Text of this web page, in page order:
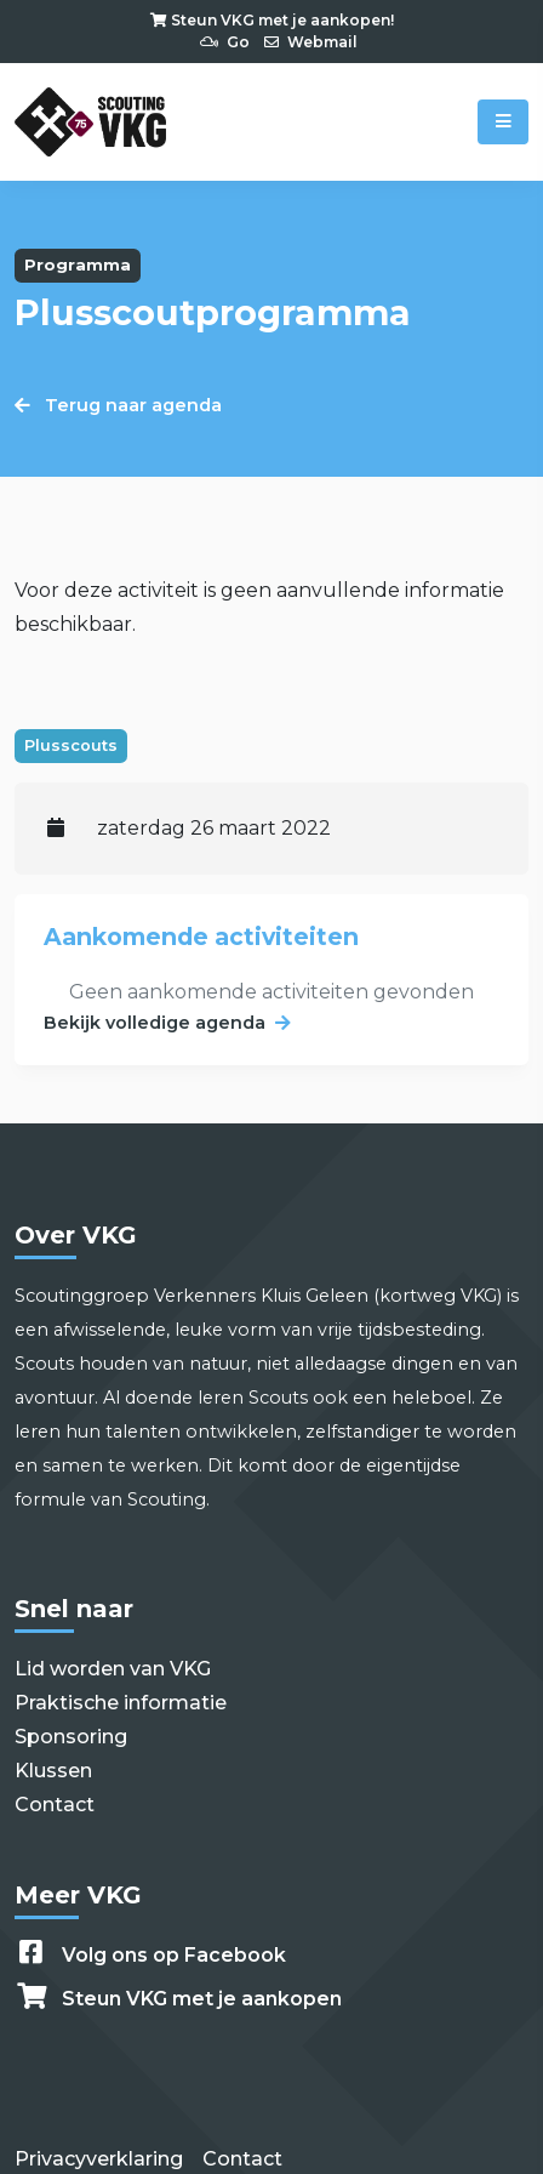
Steun VKG met je aankopen!
Go
Webmail
Programma
Plusscoutprogramma
Terug naar agenda
Voor deze activiteit is geen aanvullende informatie
beschikbaar.
Plusscouts
zaterdag 26 maart 2022
Aankomende activiteiten
Geen aankomende activiteiten gevonden
Bekijk volledige agenda
Over VKG
Scoutinggroep Verkenners Kluis Geleen (kortweg VKG) is
een afwisselende, leuke vorm van vrije tijdsbesteding.
Scouts houden van natuur, niet alledaagse dingen en van
avontuur. Al doende leren Scouts ook een heleboel. Ze
leren hun talenten ontwikkelen, zelfstandiger te worden
en samen te werken. Dit komt door de eigentijdse
formule van Scouting.
Snel naar
Lid worden van VKG
Praktische informatie
Sponsoring
Klussen
Contact
Meer VKG
Volg ons op Facebook
Steun VKG met je aankopen
Privacyverklaring Contact